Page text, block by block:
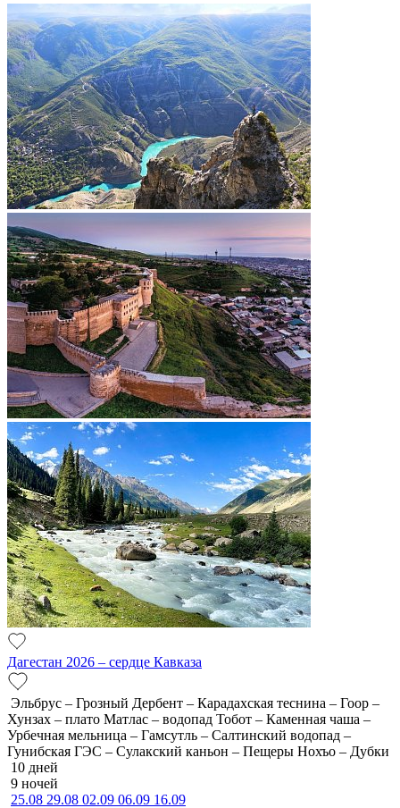
Дагестан 2026 – сердце Кавказа
Эльбрус – Грозный Дербент – Карадахская теснина – Гоор –
Хунзах – плато Матлас – водопад Тобот – Каменная чаша –
Урбечная мельница – Гамсутль – Салтинский водопад –
Гунибская ГЭС – Сулакский каньон – Пещеры Нохъо – Дубки
10 дней
9 ночей
25.08 29.08 02.09 06.09 16.09